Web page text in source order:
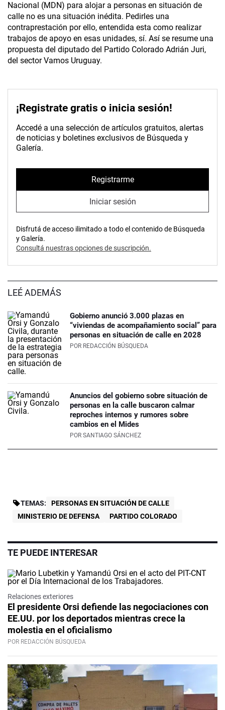
Nacional (MDN) para alojar a personas en situación de
calle no es una situación inédita. Pedirles una
contraprestación por ello, entendida esta como realizar
trabajos de apoyo en esas unidades, sí. Así se resume una
propuesta del diputado del Partido Colorado Adrián Juri,
del sector Vamos Uruguay.
¡Registrate gratis o inicia sesión!
Accedé a una selección de artículos gratuitos, alertas
de noticias y boletines exclusivos de Búsqueda y
Galería.
Registrarme
Iniciar sesión
Disfrutá de acceso ilimitado a todo el contenido de Búsqueda
y Galería.
Consultá nuestras opciones de suscripción.
LEÉ ADEMÁS
Gobierno anunció 3.000 plazas en
“viviendas de acompañamiento social” para
personas en situación de calle en 2028
POR REDACCIÓN BÚSQUEDA
Anuncios del gobierno sobre situación de
personas en la calle buscaron calmar
reproches internos y rumores sobre
cambios en el Mides
POR SANTIAGO SÁNCHEZ
TEMAS:
PERSONAS EN SITUACIÓN DE CALLE
MINISTERIO DE DEFENSA
PARTIDO COLORADO
TE PUEDE INTERESAR
Relaciones exteriores
El presidente Orsi defiende las negociaciones con
EE.UU. por los deportados mientras crece la
molestia en el oficialismo
POR REDACCIÓN BÚSQUEDA